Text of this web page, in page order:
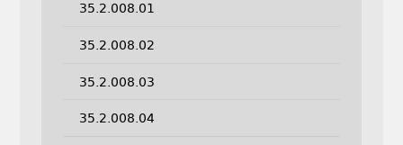
35.2.008.01
35.2.008.02
35.2.008.03
35.2.008.04